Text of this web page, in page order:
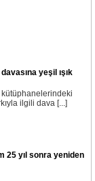
yeşil ışık
ilgili dava [...]
25 yıl sonra yeniden